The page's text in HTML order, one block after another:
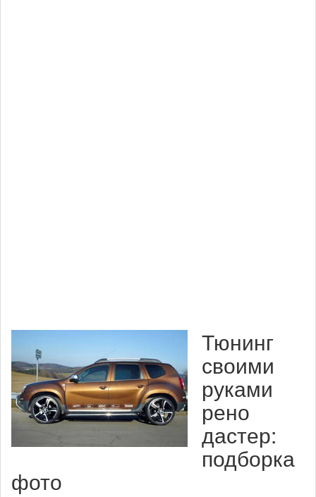
Тюнинг
своими
руками
рено
дастер:
подборка
фото